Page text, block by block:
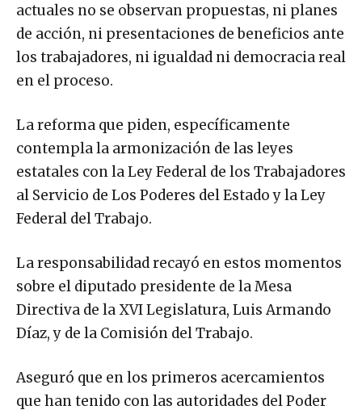
actuales no se observan propuestas, ni planes
de acción, ni presentaciones de beneficios ante
los trabajadores, ni igualdad ni democracia real
en el proceso.
La reforma que piden, específicamente
contempla la armonización de las leyes
estatales con la Ley Federal de los Trabajadores
al Servicio de Los Poderes del Estado y la Ley
Federal del Trabajo.
La responsabilidad recayó en estos momentos
sobre el diputado presidente de la Mesa
Directiva de la XVI Legislatura, Luis Armando
Díaz, y de la Comisión del Trabajo.
Aseguró que en los primeros acercamientos
que han tenido con las autoridades del Poder